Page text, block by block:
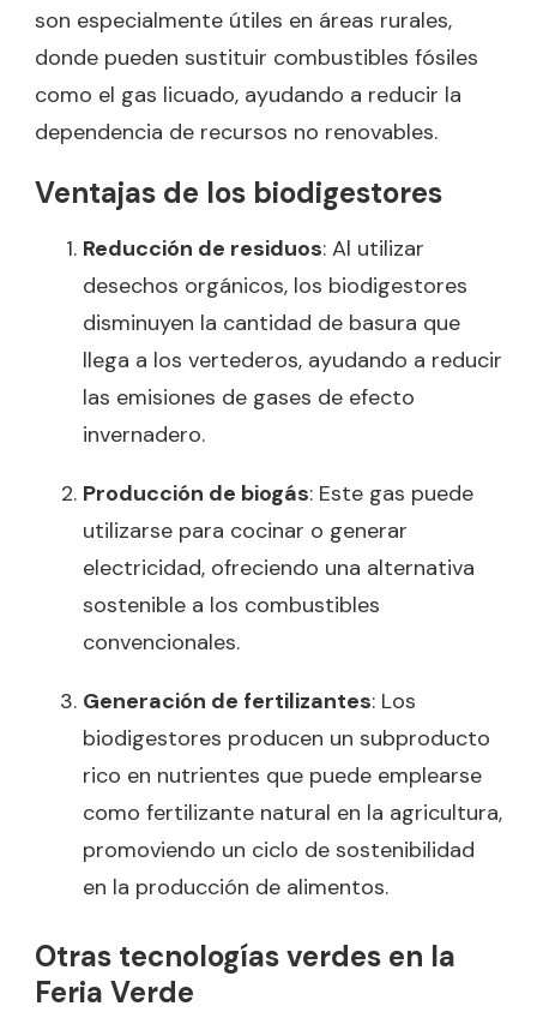
son especialmente útiles en áreas rurales,
donde pueden sustituir combustibles fósiles
como el gas licuado, ayudando a reducir la
dependencia de recursos no renovables.
Ventajas de los biodigestores
Reducción de residuos: Al utilizar
desechos orgánicos, los biodigestores
disminuyen la cantidad de basura que
llega a los vertederos, ayudando a reducir
las emisiones de gases de efecto
invernadero.
Producción de biogás: Este gas puede
utilizarse para cocinar o generar
electricidad, ofreciendo una alternativa
sostenible a los combustibles
convencionales.
Generación de fertilizantes: Los
biodigestores producen un subproducto
rico en nutrientes que puede emplearse
como fertilizante natural en la agricultura,
promoviendo un ciclo de sostenibilidad
en la producción de alimentos.
Otras tecnologías verdes en la
Feria Verde